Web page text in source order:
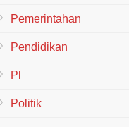
Pemerintahan
Pendidikan
Pl
Politik